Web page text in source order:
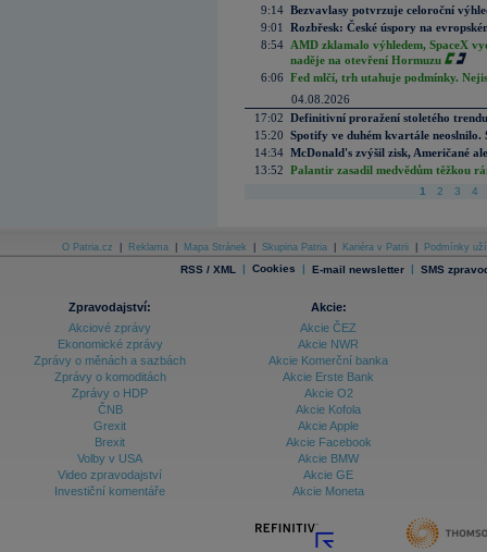
9:14 Bezvavlasy potvrzuje celoroční
9:01
Rozbřesk: České úspory na
8:54 AMD zklamalo výhledem, SpaceX
naděje na otevření Hormuzu
6:06 Fed mlčí, trh utahuje podmínky.
04.08.2026
17:02 Definitivní proražení stoletého
15:20 Spotify ve duhém kvartále neoslnilo.
14:34 McDonald's zvýšil zisk, Američané
13:52 Palantir zasadil medvědům těžkou
1 2 3 4
O Patria.cz Reklama Mapa Stránek Skupina Patria Kariéra v Patrii Podmínky
RSS / XML | Cookies | E-mail newsletter | SMS
Zpravodajství:
Akciové zprávy
Ekonomické zprávy
Zprávy o měnách a sazbách
Zprávy o komoditách
Zprávy o HDP
ČNB
Grexit
Brexit
Volby v USA
Video zpravodajství
Investiční komentáře
Akcie:
Akcie ČEZ
Akcie NWR
Akcie Komerční banka
Akcie Erste Bank
Akcie O2
Akcie Kofola
Akcie Apple
Akcie Facebook
Akcie BMW
Akcie GE
Akcie Moneta